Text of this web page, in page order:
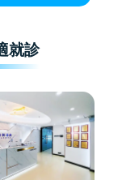
就診